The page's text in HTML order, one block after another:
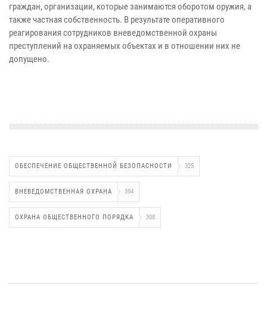
граждан, организации, которые занимаются оборотом оружия, а
также частная собственность. В результате оперативного
реагирования сотрудников вневедомственной охраны
преступлений на охраняемых объектах и в отношении них не
допущено.
ОБЕСПЕЧЕНИЕ ОБЩЕСТВЕННОЙ БЕЗОПАСНОСТИ 325
ВНЕВЕДОМСТВЕННАЯ ОХРАНА 394
ОХРАНА ОБЩЕСТВЕННОГО ПОРЯДКА 308